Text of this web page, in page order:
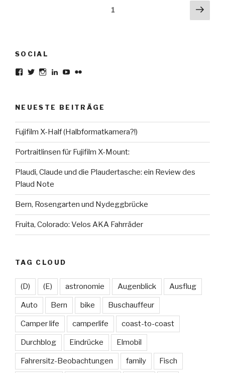
Seitennummerierung1
SOCIAL
Profil
Facebook
anzeigen
Profil
Twitter
anzeigen
Profil
Instagram
anzeigen
Profil
LinkedIn
anzeigen
Profil
YouTube
anzeigen
Profil
Flickr
anzeigen
NEUESTE BEITRÄGE
Fujifilm X-Half (Halbformatkamera?!)
Portraitlinsen für Fujifilm X-Mount:
Plaudi, Claude und die Plaudertasche: ein Review des
Plaud Note
Bern, Rosengarten und Nydeggbrücke
Fruita, Colorado: Velos AKA Fahrräder
TAG CLOUD
(D) (E) astronomie Augenblick Ausflug
Auto Bern bike Buschauffeur
Camper life camperlife coast-to-coast
Durchblog Eindrücke Elmobil
Fahrersitz-Beobachtungen family Fisch